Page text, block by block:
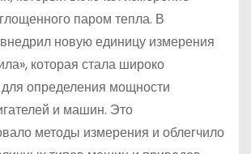
паром тепла. В
внедрил новую единицу измерения
которая стала широко
определения мощности
и машин. Это
методы измерения и облегчило